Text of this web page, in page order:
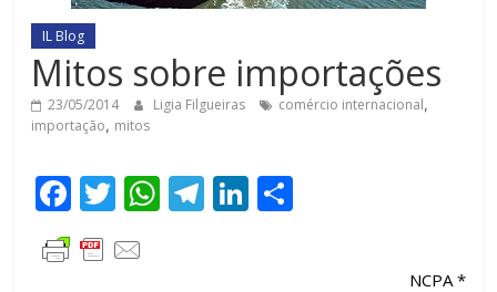
IL Blog
Mitos sobre importações
23/05/2014 Ligia Filgueiras comércio internacional,
importação, mitos
F
ac
e
T
w
itt
W T Li
NCPA *